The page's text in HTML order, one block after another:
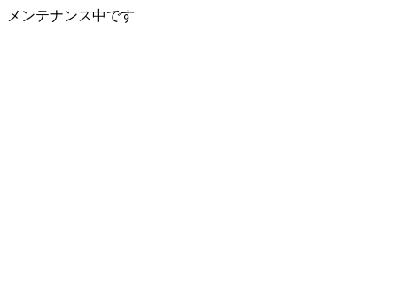
メンテナンス中です